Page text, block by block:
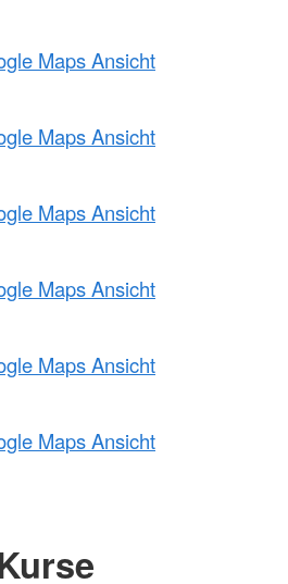
Maps Ansicht
Maps Ansicht
Maps Ansicht
Maps Ansicht
Maps Ansicht
Maps Ansicht